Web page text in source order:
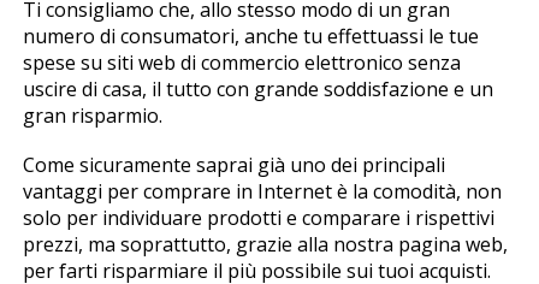
Ti consigliamo che, allo stesso modo di un gran
numero di consumatori, anche tu effettuassi le tue
spese su siti web di commercio elettronico senza
uscire di casa, il tutto con grande soddisfazione e un
gran risparmio.
Come sicuramente saprai già uno dei principali
vantaggi per comprare in Internet è la comodità, non
solo per individuare prodotti e comparare i rispettivi
prezzi, ma soprattutto, grazie alla nostra pagina web,
per farti risparmiare il più possibile sui tuoi acquisti.